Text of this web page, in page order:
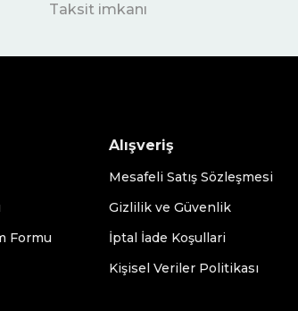
Taksit imkanı
Formu
Alışveriş
Mesafeli Satış Sözleşmesi
Gizlilik ve Güvenlik
İptal İade Koşullari
Kişisel Veriler Politikası